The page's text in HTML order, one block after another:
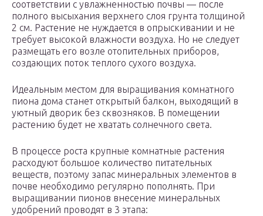
соответствии с увлажненностью почвы — после
полного высыхания верхнего слоя грунта толщиной
2 см. Растение не нуждается в опрыскивании и не
требует высокой влажности воздуха. Но не следует
размещать его возле отопительных приборов,
создающих поток теплого сухого воздуха.
Идеальным местом для выращивания комнатного
пиона дома станет открытый балкон, выходящий в
уютный дворик без сквозняков. В помещении
растению будет не хватать солнечного света.
В процессе роста крупные комнатные растения
расходуют большое количество питательных
веществ, поэтому запас минеральных элементов в
почве необходимо регулярно пополнять. При
выращивании пионов внесение минеральных
удобрений проводят в 3 этапа: